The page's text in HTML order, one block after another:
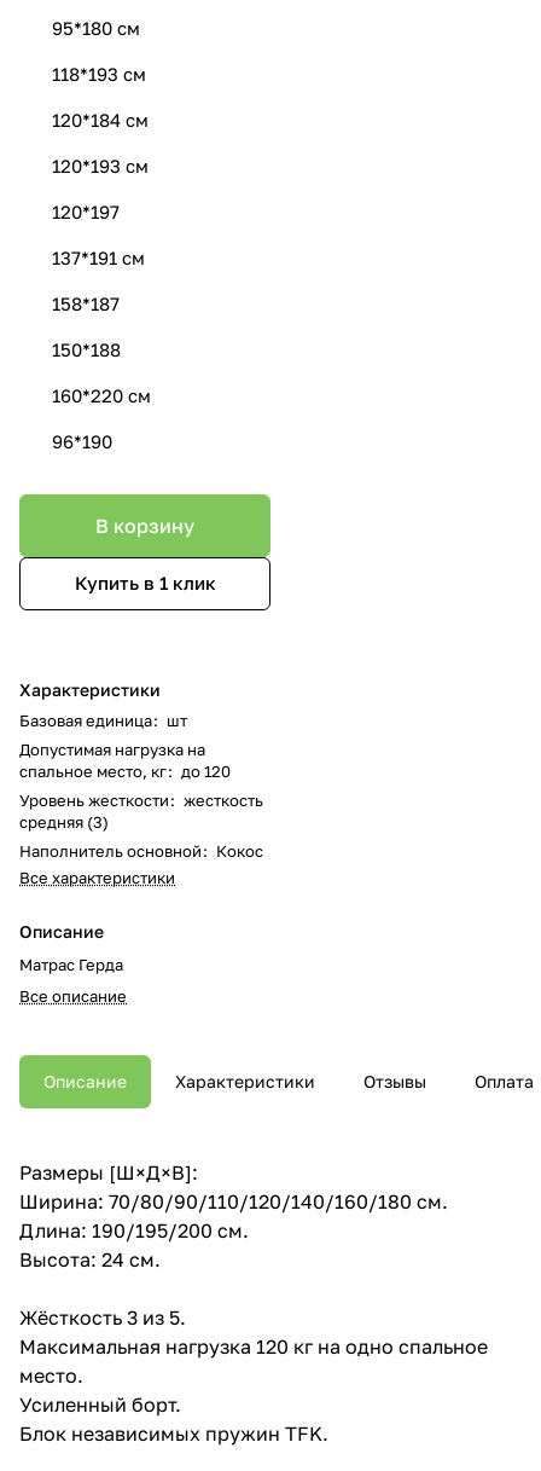
95*180 см
118*193 см
120*184 см
120*193 см
120*197
137*191 см
158*187
150*188
160*220 см
96*190
В корзину
Купить в 1 клик
Характеристики
Базовая единица: шт
Допустимая нагрузка на
спальное место, кг: до 120
Уровень жесткости: жесткость
средняя (3)
Наполнитель основной: Кокос
Все характеристики
Описание
Матрас Герда
Все описание
Описание Характеристики Отзывы Оплата
Размеры [Ш×Д×В]:
Ширина: 70/80/90/110/120/140/160/180 см.
Длина: 190/195/200 см.
Высота: 24 см.
Жёсткость 3 из 5.
Максимальная нагрузка 120 кг на одно спальное
место.
Усиленный борт.
Блок независимых пружин TFK.